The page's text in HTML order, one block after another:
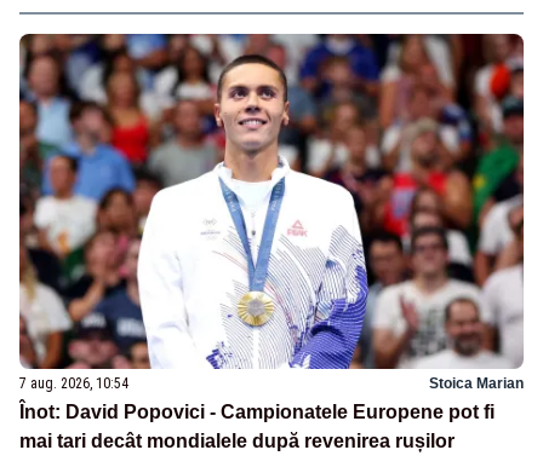
7 aug. 2026, 10:54 Stoica Marian
Înot: David Popovici - Campionatele Europene pot fi
mai tari decât mondialele după revenirea rușilor